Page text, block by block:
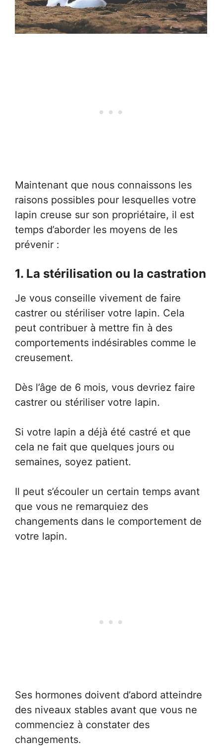
Maintenant que nous connaissons les
raisons possibles pour lesquelles votre
lapin creuse sur son propriétaire, il est
temps d’aborder les moyens de les
prévenir :
1. La stérilisation ou la castration
Je vous conseille vivement de faire
castrer ou stériliser votre lapin. Cela
peut contribuer à mettre fin à des
comportements indésirables comme le
creusement.
Dès l’âge de 6 mois, vous devriez faire
castrer ou stériliser votre lapin.
Si votre lapin a déjà été castré et que
cela ne fait que quelques jours ou
semaines, soyez patient.
Il peut s’écouler un certain temps avant
que vous ne remarquiez des
changements dans le comportement de
votre lapin.
Ses hormones doivent d’abord atteindre
des niveaux stables avant que vous ne
commenciez à constater des
changements.